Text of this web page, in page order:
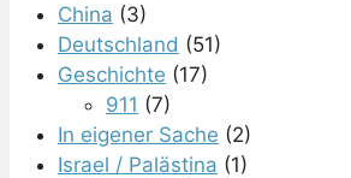
China (3)
Deutschland (51)
Geschichte (17)
911 (7)
In eigener Sache (2)
Israel / Palästina (1)